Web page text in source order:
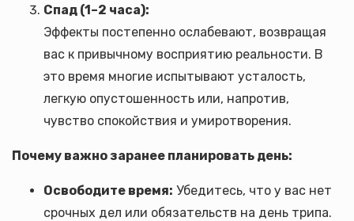
Спад (1–2 часа):
Эффекты постепенно ослабевают, возвращая
вас к привычному восприятию реальности. В
это время многие испытывают усталость,
легкую опустошенность или, напротив,
чувство спокойствия и умиротворения.
Почему важно заранее планировать день:
Освободите время: Убедитесь, что у вас нет
срочных дел или обязательств на день трипа.